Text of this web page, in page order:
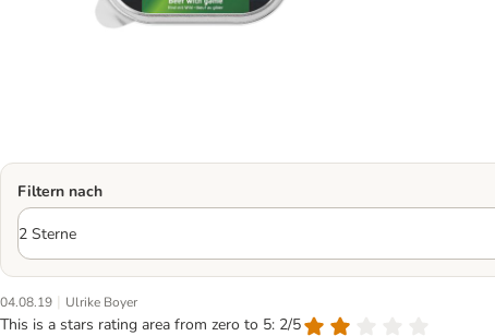
Filtern nach
04.08.19 | Ulrike Boyer
This is a stars rating area from zero to 5: 2/5